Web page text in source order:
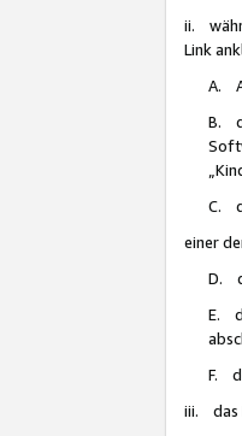
ii.
Link
A.
B.
C.
einer
D.
E.
F.
iii. das